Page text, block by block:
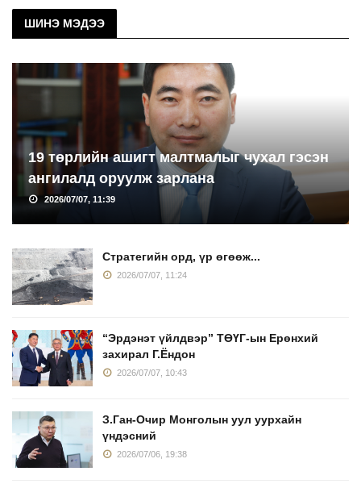
ШИНЭ МЭДЭЭ
19 төрлийн ашигт малтмалыг чухал гэсэн
ангилалд оруулж зарлана
2026/07/07, 11:39
Стратегийн орд, үр өгөөж...
2026/07/07, 11:24
“Эрдэнэт үйлдвэр” ТӨҮГ-ын Ерөнхий
захирал Г.Ёндон
2026/07/07, 10:43
З.Ган-Очир Монголын уул уурхайн
үндэсний
2026/07/06, 19:38